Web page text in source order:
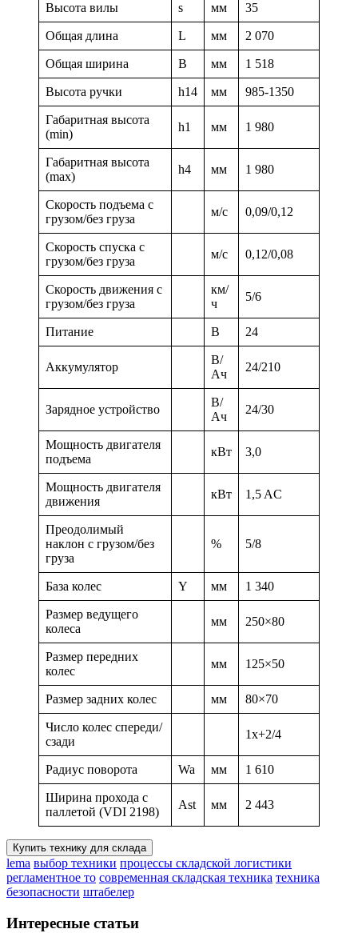
Высота вилы s мм 35
Общая длина L мм 2 070
Общая ширина B мм 1 518
Высота ручки h14 мм 985-1350
Габаритная высота
(min)
h1 мм 1 980
Габаритная высота
(max)
h4 мм 1 980
Скорость подъема с
грузом/без груза
м/с 0,09/0,12
Скорость спуска с
грузом/без груза
м/с 0,12/0,08
Скорость движения с
грузом/без груза
км/
ч
5/6
Питание В 24
Аккумулятор
В/
Ач
24/210
Зарядное устройство
В/
Ач
24/30
Мощность двигателя
подъема
кВт 3,0
Мощность двигателя
движения
кВт 1,5 AC
Преодолимый
наклон с грузом/без
груза
% 5/8
База колес Y мм 1 340
Размер ведущего
колеса
мм 250×80
Размер передних
колес
мм 125×50
Размер задних колес мм 80×70
Число колес спереди/
сзади
1x+2/4
Радиус поворота Wa мм 1 610
Ширина прохода с
паллетой (VDI 2198)
Ast мм 2 443
Купить технику для склада
lema выбор техники процессы складской логистики
регламентное то современная складская техника техника
безопасности штабелер
Интересные статьи